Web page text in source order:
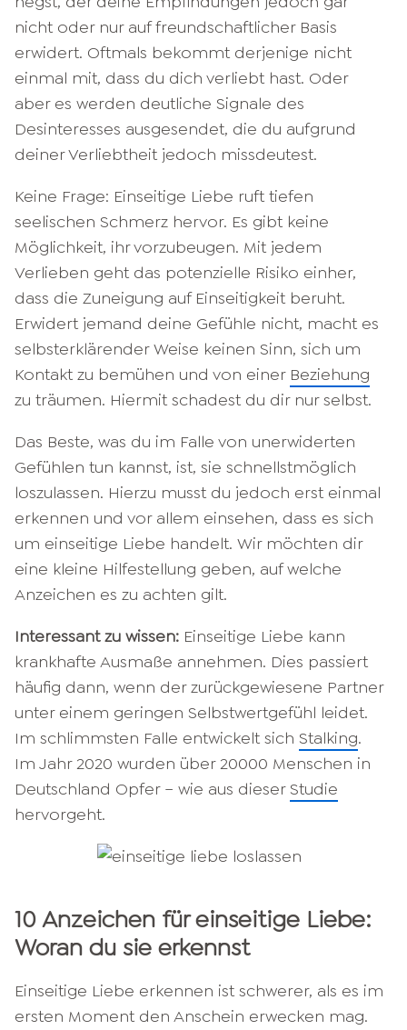
nicht oder nur auf freundschaftlicher Basis
erwidert. Oftmals bekommt derjenige nicht
einmal mit, dass du dich verliebt hast. Oder
aber es werden deutliche Signale des
Desinteresses ausgesendet, die du aufgrund
deiner Verliebtheit jedoch missdeutest.
Keine Frage: Einseitige Liebe ruft tiefen
seelischen Schmerz hervor. Es gibt keine
Möglichkeit, ihr vorzubeugen. Mit jedem
Verlieben geht das potenzielle Risiko einher,
dass die Zuneigung auf Einseitigkeit beruht.
Erwidert jemand deine Gefühle nicht, macht es
selbsterklärender Weise keinen Sinn, sich um
Kontakt zu bemühen und von einer Beziehung
zu träumen. Hiermit schadest du dir nur selbst.
Das Beste, was du im Falle von unerwiderten
Gefühlen tun kannst, ist, sie schnellstmöglich
loszulassen. Hierzu musst du jedoch erst einmal
erkennen und vor allem einsehen, dass es sich
um einseitige Liebe handelt. Wir möchten dir
eine kleine Hilfestellung geben, auf welche
Anzeichen es zu achten gilt.
Interessant zu wissen: Einseitige Liebe kann
krankhafte Ausmaße annehmen. Dies passiert
häufig dann, wenn der zurückgewiesene Partner
unter einem geringen Selbstwertgefühl leidet.
Im schlimmsten Falle entwickelt sich Stalking.
Im Jahr 2020 wurden über 20000 Menschen in
Deutschland Opfer – wie aus dieserStudie
hervorgeht.
10 Anzeichen für einseitige Liebe:
Woran du sie erkennst
Einseitige Liebe erkennen ist schwerer, als es im
ersten Moment den Anschein erwecken mag.